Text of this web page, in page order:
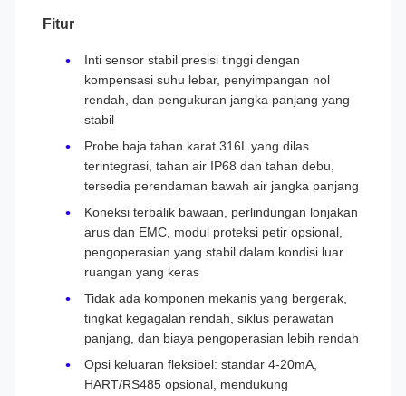
Fitur
Inti sensor stabil presisi tinggi dengan
kompensasi suhu lebar, penyimpangan nol
rendah, dan pengukuran jangka panjang yang
stabil
Probe baja tahan karat 316L yang dilas
terintegrasi, tahan air IP68 dan tahan debu,
tersedia perendaman bawah air jangka panjang
Koneksi terbalik bawaan, perlindungan lonjakan
arus dan EMC, modul proteksi petir opsional,
pengoperasian yang stabil dalam kondisi luar
ruangan yang keras
Tidak ada komponen mekanis yang bergerak,
tingkat kegagalan rendah, siklus perawatan
panjang, dan biaya pengoperasian lebih rendah
Opsi keluaran fleksibel: standar 4-20mA,
HART/RS485 opsional, mendukung